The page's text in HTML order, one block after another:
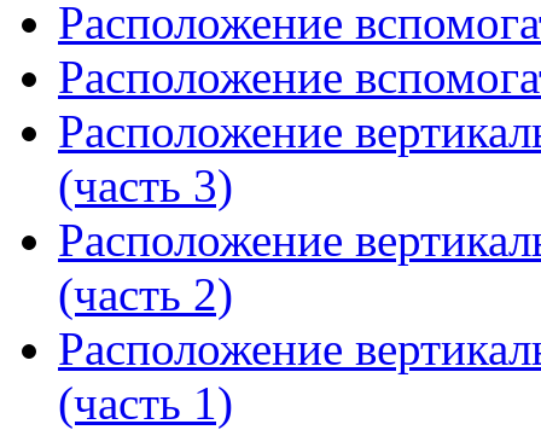
Расположение
Расположение
Расположение
(часть 3)
Расположение
(часть 2)
Расположение
(часть 1)